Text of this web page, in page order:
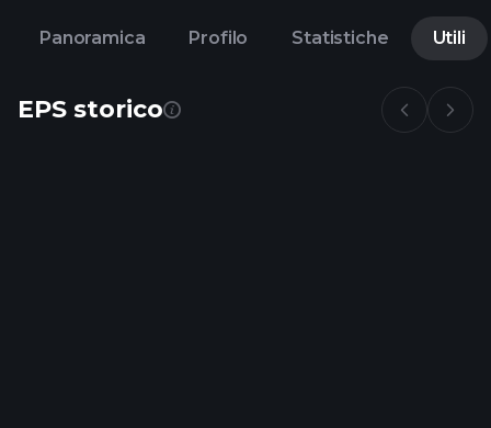
Panoramica Profilo Statistiche Utili
EPS storico